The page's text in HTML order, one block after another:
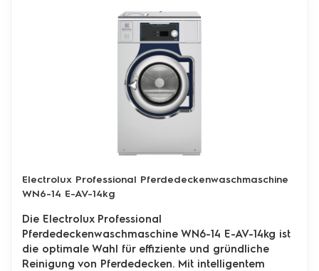
Electrolux Professional Pferdedeckenwaschmaschine
WN6-14 E-AV-14kg
Die Electrolux Professional
Pferdedeckenwaschmaschine WN6-14 E-AV-14kg ist
die optimale Wahl für effiziente und gründliche
Reinigung von Pferdedecken. Mit intelligentem